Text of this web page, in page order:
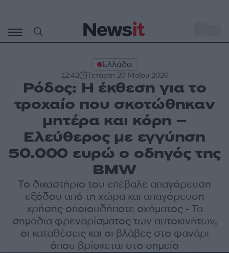
περιεχόμενο
Ελλάδα
12:42 Τετάρτη 20 Μαΐου 2026
Ρόδος: H έκθεση για το
τροχαίο που σκοτώθηκαν
μητέρα και κόρη –
Ελεύθερος με εγγύηση
50.000 ευρώ ο οδηγός της
BMW
Το δικαστήριο του επέβαλε απαγόρευση
εξόδου από τη χώρα και απαγόρευση
χρήσης οποιουδήποτε οχήματος - Τα
σημάδια φρεναρίσματος των αυτοκινήτων,
οι καταθέσεις και οι βλάβες στο φανάρι
όπου βρίσκεται στο σημείο